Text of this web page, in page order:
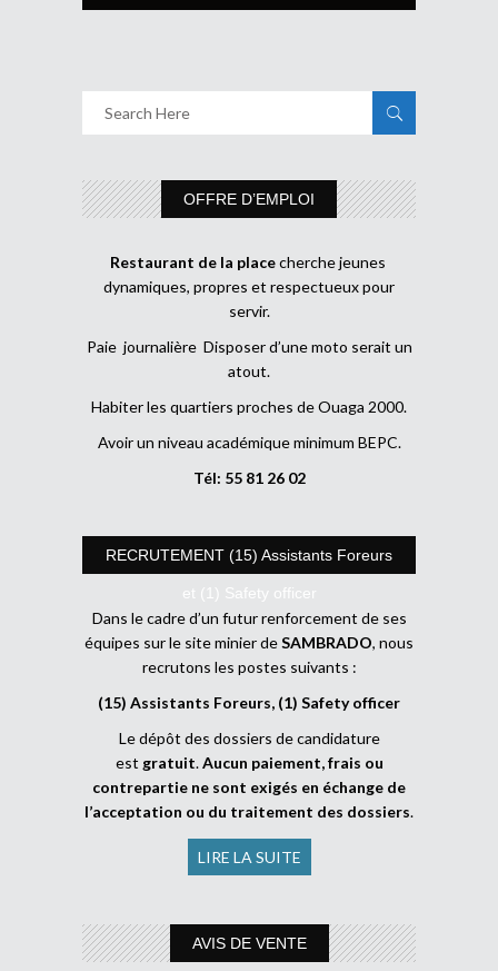
OFFRE D’EMPLOI
Restaurant de la placecherche jeunes
dynamiques, propres et respectueux pour
servir.
Paie journalière Disposer d’une moto serait un
atout.
Habiter les quartiers proches de Ouaga 2000.
Avoir un niveau académique minimum BEPC.
Tél: 55 81 26 02
RECRUTEMENT (15) Assistants Foreurs
et (1) Safety officer
Dans le cadre d’un futur renforcement de ses
équipes sur le site minier deSAMBRADO, nous
recrutons les postes suivants :
(15) Assistants Foreurs, (1) Safety officer
Le dépôt des dossiers de candidature
est gratuit.Aucun paiement, frais ou
contrepartie ne sont exigés en échange de
l’acceptation ou du traitement des dossiers.
LIRE LA SUITE
AVIS DE VENTE